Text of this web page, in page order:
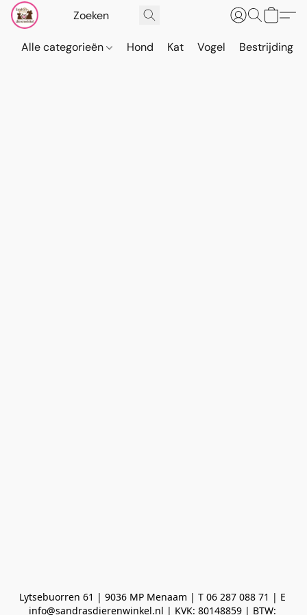
Alle categorieën Hond Kat Vogel Bestrijding
Lytsebuorren 61 | 9036 MP Menaam | T 06 287 088 71 | E
info@sandrasdierenwinkel.nl | KVK: 80148859 | BTW: